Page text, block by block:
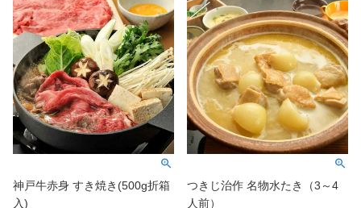
け出すとろけるような食感のお
肉です。また、モモ肉は脂肪分
が少なく、脂分も少ないため、
きめ細かい柔らかな赤身が堪能
できます。松阪牛は出荷の際
に、個体証明書や個体識別番号
で厳しく管理されており、徹底
した管理で、安心・安全を追求
する信頼のブランド牛です。
リーブ搾り果実を与え育て上げ
た讃岐牛、それが「オリーブ
牛」です。
神戸牛赤身 すき焼き(500g折箱
入)
つきじ治作 名物水たき（3～4
人前）